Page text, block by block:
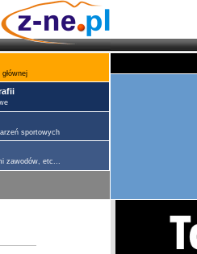
sportowych
zawodów, etc...